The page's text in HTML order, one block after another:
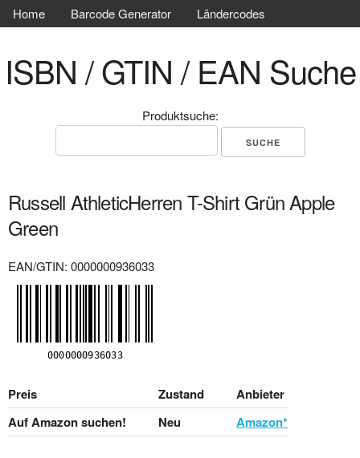
Home Barcode Generator Ländercodes
ISBN / GTIN / EAN Suche
Produktsuche:
Russell AthleticHerren T-Shirt Grün Apple
Green
EAN/GTIN: 0000000936033
Preis Zustand
Anbieter
Auf Amazon suchen!
Neu Amazon*